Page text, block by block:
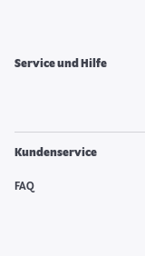
Service und Hilfe
Kundenservice
FAQ